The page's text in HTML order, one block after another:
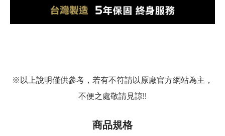
※以上說明僅供參考，若有不符請以原廠官方網站為主，
不便之處敬請見諒!!
商品規格